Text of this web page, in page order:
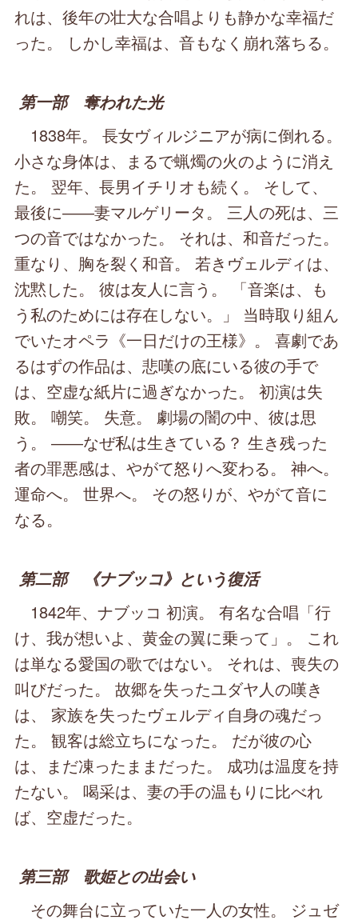
れは、後年の壮大な合唱よりも静かな幸福だ
った。 しかし幸福は、音もなく崩れ落ちる。
第一部 奪われた光
1838年。 長女ヴィルジニアが病に倒れる。
小さな身体は、まるで蝋燭の火のように消え
た。 翌年、長男イチリオも続く。 そして、
最後に――妻マルゲリータ。 三人の死は、三
つの音ではなかった。 それは、和音だった。
重なり、胸を裂く和音。 若きヴェルディは、
沈黙した。 彼は友人に言う。 「音楽は、も
う私のためには存在しない。」 当時取り組ん
でいたオペラ《一日だけの王様》。 喜劇であ
るはずの作品は、悲嘆の底にいる彼の手で
は、空虚な紙片に過ぎなかった。 初演は失
敗。 嘲笑。 失意。 劇場の闇の中、彼は思
う。 ――なぜ私は生きている？ 生き残った
者の罪悪感は、やがて怒りへ変わる。 神へ。
運命へ。 世界へ。 その怒りが、やがて音に
なる。
第二部 《ナブッコ》という復活
1842年、ナブッコ 初演。 有名な合唱「行
け、我が想いよ、黄金の翼に乗って」。 これ
は単なる愛国の歌ではない。 それは、喪失の
叫びだった。 故郷を失ったユダヤ人の嘆き
は、 家族を失ったヴェルディ自身の魂だっ
た。 観客は総立ちになった。 だが彼の心
は、まだ凍ったままだった。 成功は温度を持
たない。 喝采は、妻の手の温もりに比べれ
ば、空虚だった。
第三部 歌姫との出会い
その舞台に立っていた一人の女性。 ジュゼ